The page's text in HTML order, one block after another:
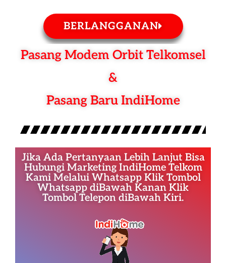
BERLANGGANAN
Pasang Modem Orbit Telkomsel
&
Pasang Baru IndiHome
Jika Ada Pertanyaan Lebih Lanjut Bisa
Hubungi Marketing IndiHome Telkom
Kami Melalui Whatsapp Klik Tombol
Whatsapp diBawah Kanan Klik
Tombol Telepon diBawah Kiri.